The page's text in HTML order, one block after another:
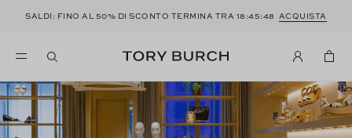
SALDI: FINO AL 50% DI SCONTO TERMINA TRA 18:45:48 ACQUISTA